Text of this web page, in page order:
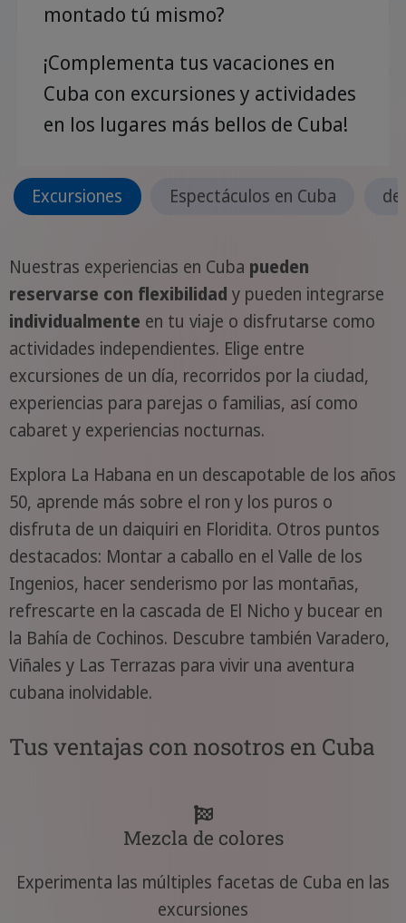
montado tú mismo?
¡Complementa tus vacaciones en
Cuba con excursiones y actividades
en los lugares más bellos de Cuba!
Excursiones Espectáculos en Cuba
Nuestras experiencias en Cuba pueden
reservarse con flexibilidad y pueden integrarse
individualmente en tu viaje o disfrutarse como
actividades independientes. Elige entre
excursiones de un día, recorridos por la ciudad,
experiencias para parejas o familias, así como
cabaret y experiencias nocturnas.
Explora La Habana en un descapotable de los años
50, aprende más sobre el ron y los puros o
disfruta de un daiquiri en Floridita. Otros puntos
destacados: Montar a caballo en el Valle de los
Ingenios, hacer senderismo por las montañas,
refrescarte en la cascada de El Nicho y bucear en
la Bahía de Cochinos. Descubre también Varadero,
Viñales y Las Terrazas para vivir una aventura
cubana inolvidable.
Tus ventajas con nosotros en Cuba
Mezcla de colores
Experimenta las múltiples facetas de Cuba en las
excursiones